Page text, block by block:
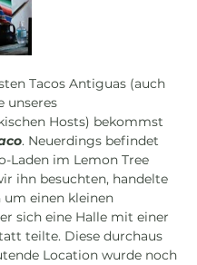
Tacos Antiguas (auch
unseres
Hosts) bekommst
. Neuerdings befindet
Laden im Lemon Tree
ihn besuchten, handelte
um einen kleinen
sich eine Halle mit einer
teilte. Diese durchaus
Location wurde noch